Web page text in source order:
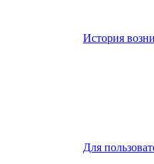
История
Для